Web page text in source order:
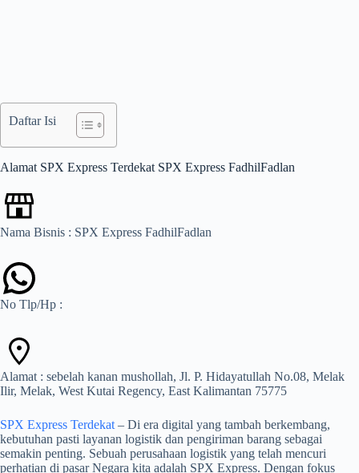
Daftar Isi
Alamat SPX Express Terdekat SPX Express FadhilFadlan
Nama Bisnis : SPX Express FadhilFadlan
No Tlp/Hp :
Alamat : sebelah kanan mushollah, Jl. P. Hidayatullah No.08, Melak
Ilir, Melak, West Kutai Regency, East Kalimantan 75775
SPX Express Terdekat – Di era digital yang tambah berkembang,
kebutuhan pasti layanan logistik dan pengiriman barang sebagai
semakin penting. Sebuah perusahaan logistik yang telah mencuri
perhatian di pasar Negara kita adalah SPX Express. Dengan fokus